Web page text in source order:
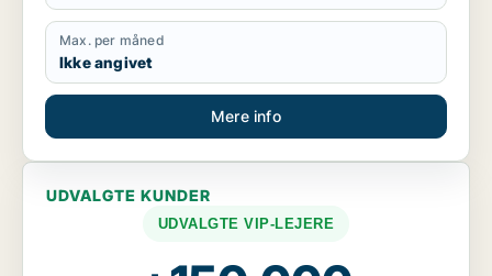
Max. per måned
Ikke angivet
Mere info
UDVALGTE KUNDER
UDVALGTE VIP-LEJERE